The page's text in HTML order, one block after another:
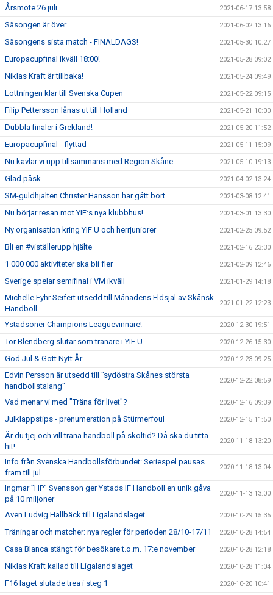
Årsmöte 26 juli 2021-06-17 13:58
Säsongen är över 2021-06-02 13:16
Säsongens sista match - FINALDAGS! 2021-05-30 10:27
Europacupfinal ikväll 18:00! 2021-05-28 09:02
Niklas Kraft är tillbaka! 2021-05-24 09:49
Lottningen klar till Svenska Cupen 2021-05-22 09:15
Filip Pettersson lånas ut till Holland 2021-05-21 10:00
Dubbla finaler i Grekland! 2021-05-20 11:52
Europacupfinal - flyttad 2021-05-11 15:09
Nu kavlar vi upp tillsammans med Region Skåne 2021-05-10 19:13
Glad påsk 2021-04-02 13:24
SM-guldhjälten Christer Hansson har gått bort 2021-03-08 12:41
Nu börjar resan mot YIF:s nya klubbhus! 2021-03-01 13:30
Ny organisation kring YIF U och herrjuniorer 2021-02-25 09:52
Bli en #viställerupp hjälte 2021-02-16 23:30
1 000 000 aktiviteter ska bli fler 2021-02-09 12:46
Sverige spelar semifinal i VM ikväll 2021-01-29 14:18
Michelle Fyhr Seifert utsedd till Månadens Eldsjäl av Skånsk
Handboll
2021-01-22 12:23
Ystadsöner Champions Leaguevinnare! 2020-12-30 19:51
Tor Blendberg slutar som tränare i YIF U 2020-12-26 15:30
God Jul & Gott Nytt År 2020-12-23 09:25
Edvin Persson är utsedd till "sydöstra Skånes största
handbollstalang"
2020-12-22 08:59
Vad menar vi med "Träna för livet"? 2020-12-16 09:39
Julklappstips - prenumeration på Stürmerfoul 2020-12-15 11:50
Är du tjej och vill träna handboll på skoltid? Då ska du titta
hit!
2020-11-18 13:20
Info från Svenska Handbollsförbundet: Seriespel pausas
fram till jul
2020-11-18 13:04
Ingmar ”HP” Svensson ger Ystads IF Handboll en unik gåva
på 10 miljoner
2020-11-13 13:00
Även Ludvig Hallbäck till Ligalandslaget 2020-10-29 15:35
Träningar och matcher: nya regler för perioden 28/10-17/11 2020-10-28 14:54
Casa Blanca stängt för besökare t.o.m. 17:e november 2020-10-28 12:18
Niklas Kraft kallad till Ligalandslaget 2020-10-28 11:04
F16 laget slutade trea i steg 1 2020-10-20 10:41